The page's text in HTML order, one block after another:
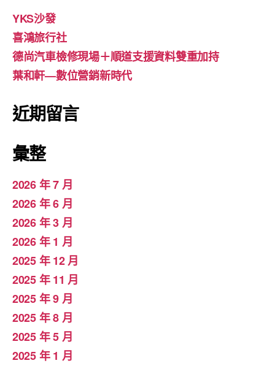
YKS沙發
喜鴻旅行社
德尚汽車檢修現場＋順道支援資料雙重加持
葉和軒—數位營銷新時代
近期留言
彙整
2026 年 7 月
2026 年 6 月
2026 年 3 月
2026 年 1 月
2025 年 12 月
2025 年 11 月
2025 年 9 月
2025 年 8 月
2025 年 5 月
2025 年 1 月